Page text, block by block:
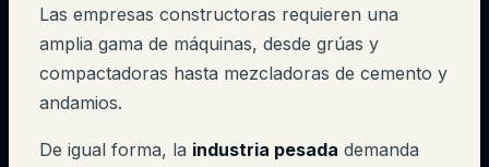
Las empresas constructoras requieren una
amplia gama de máquinas, desde grúas y
compactadoras hasta mezcladoras de cemento y
andamios.
De igual forma, la industria pesada demanda